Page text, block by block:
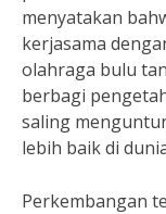
menyatakan
kerjasama
olahraga bulu
berbagi
saling
lebih baik di
Perkembangan